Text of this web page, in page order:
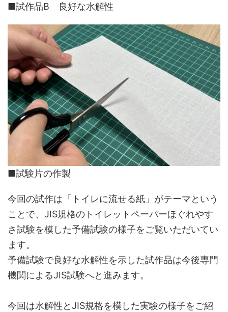
■試作品B 良好な水解性
今回の試作は「トイレに流せる紙」がテーマという
ことで、JIS規格のトイレットペーパーほぐれやす
さ試験を模した予備試験の様子をご覧いただいてい
ます。
予備試験で良好な水解性を示した試作品は今後専門
機関によるJIS試験へと進みます。
■試験片の作製
今回は水解性とJIS規格を模した実験の様子をご紹